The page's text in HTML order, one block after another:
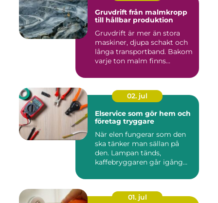
Gruvdrift från malmkropp
till hållbar produktion
Gruvdrift är mer än stora
maskiner, djupa schakt och
långa transportband. Bakom
varje ton malm finns...
02. jul
Elservice som gör hem och
företag tryggare
När elen fungerar som den
ska tänker man sällan på
den. Lampan tänds,
kaffebryggaren går igång
01. jul